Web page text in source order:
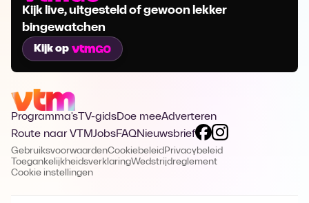
Kijk live, uitgesteld of gewoon lekker
bingewatchen
Kijk op
Programma's TV-gidsDoe meeAdverteren
Route naar VTMJobsFAQNieuwsbrief
GebruiksvoorwaardenCookiebeleid Privacybeleid
ToegankelijkheidsverklaringWedstrijdreglement
Cookie instellingen